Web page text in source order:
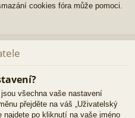
cookies fóra může pomoci.
všechna vaše nastavení
přejděte na váš „Uživatelský
najdete po kliknutí na vaše jméno